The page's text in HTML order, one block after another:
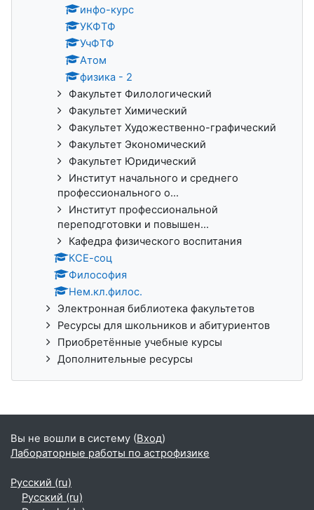
инфо-курс
УКФТФ
УчФТФ
Атом
физика - 2
Факультет Филологический
Факультет Химический
Факультет Художественно-графический
Факультет Экономический
Факультет Юридический
Институт начального и среднего
профессионального о...
Институт профессиональной
переподготовки и повышен...
Кафедра физического воспитания
КСЕ-соц
Философия
Нем.кл.филос.
Электронная библиотека факультетов
Ресурсы для школьников и абитуриентов
Приобретённые учебные курсы
Дополнительные ресурсы
Вы не вошли в систему (Вход)
Лабораторные работы по астрофизике
Русский ‎(ru)‎
Русский ‎(ru)‎